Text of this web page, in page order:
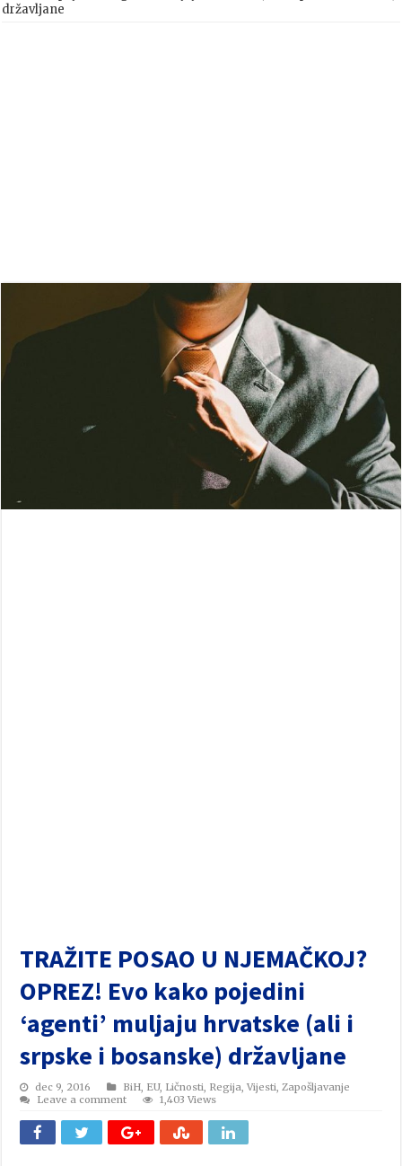
državljane
TRAŽITE POSAO U NJEMAČKOJ?
OPREZ! Evo kako pojedini
‘agenti’ muljaju hrvatske (ali i
srpske i bosanske) državljane
dec 9, 2016 BiH, EU, Ličnosti, Regija,Vijesti,Zapošljavanje
Leave a comment
1,403 Views